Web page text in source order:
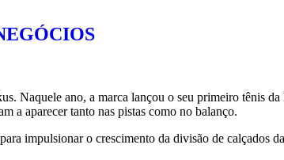
Naquele ano, a marca lançou o seu primeiro tênis
a aparecer tanto nas pistas como no balanço.
impulsionar o crescimento da divisão de calçados